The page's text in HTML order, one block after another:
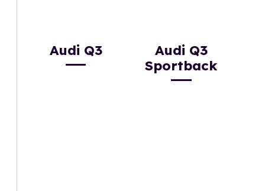
Audi Q3
Audi Q3
Sportback